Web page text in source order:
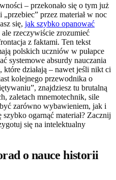
– przekonało się o tym już
przez materiał w noc
się, jak szybko opanować
rzeczywiście zrozumieć
z faktami. Ten tekst
polskich uczniów w pułapce
systemowe absurdy nauczania
działają – nawet jeśli nikt ci
kolejnego przewodnika o
znajdziesz tu brutalną
zaletach mnemotechnik, sile
zarówno wybawieniem, jak i
ogarnąć materiał? Zacznij
się na intelektualny
o nauce historii